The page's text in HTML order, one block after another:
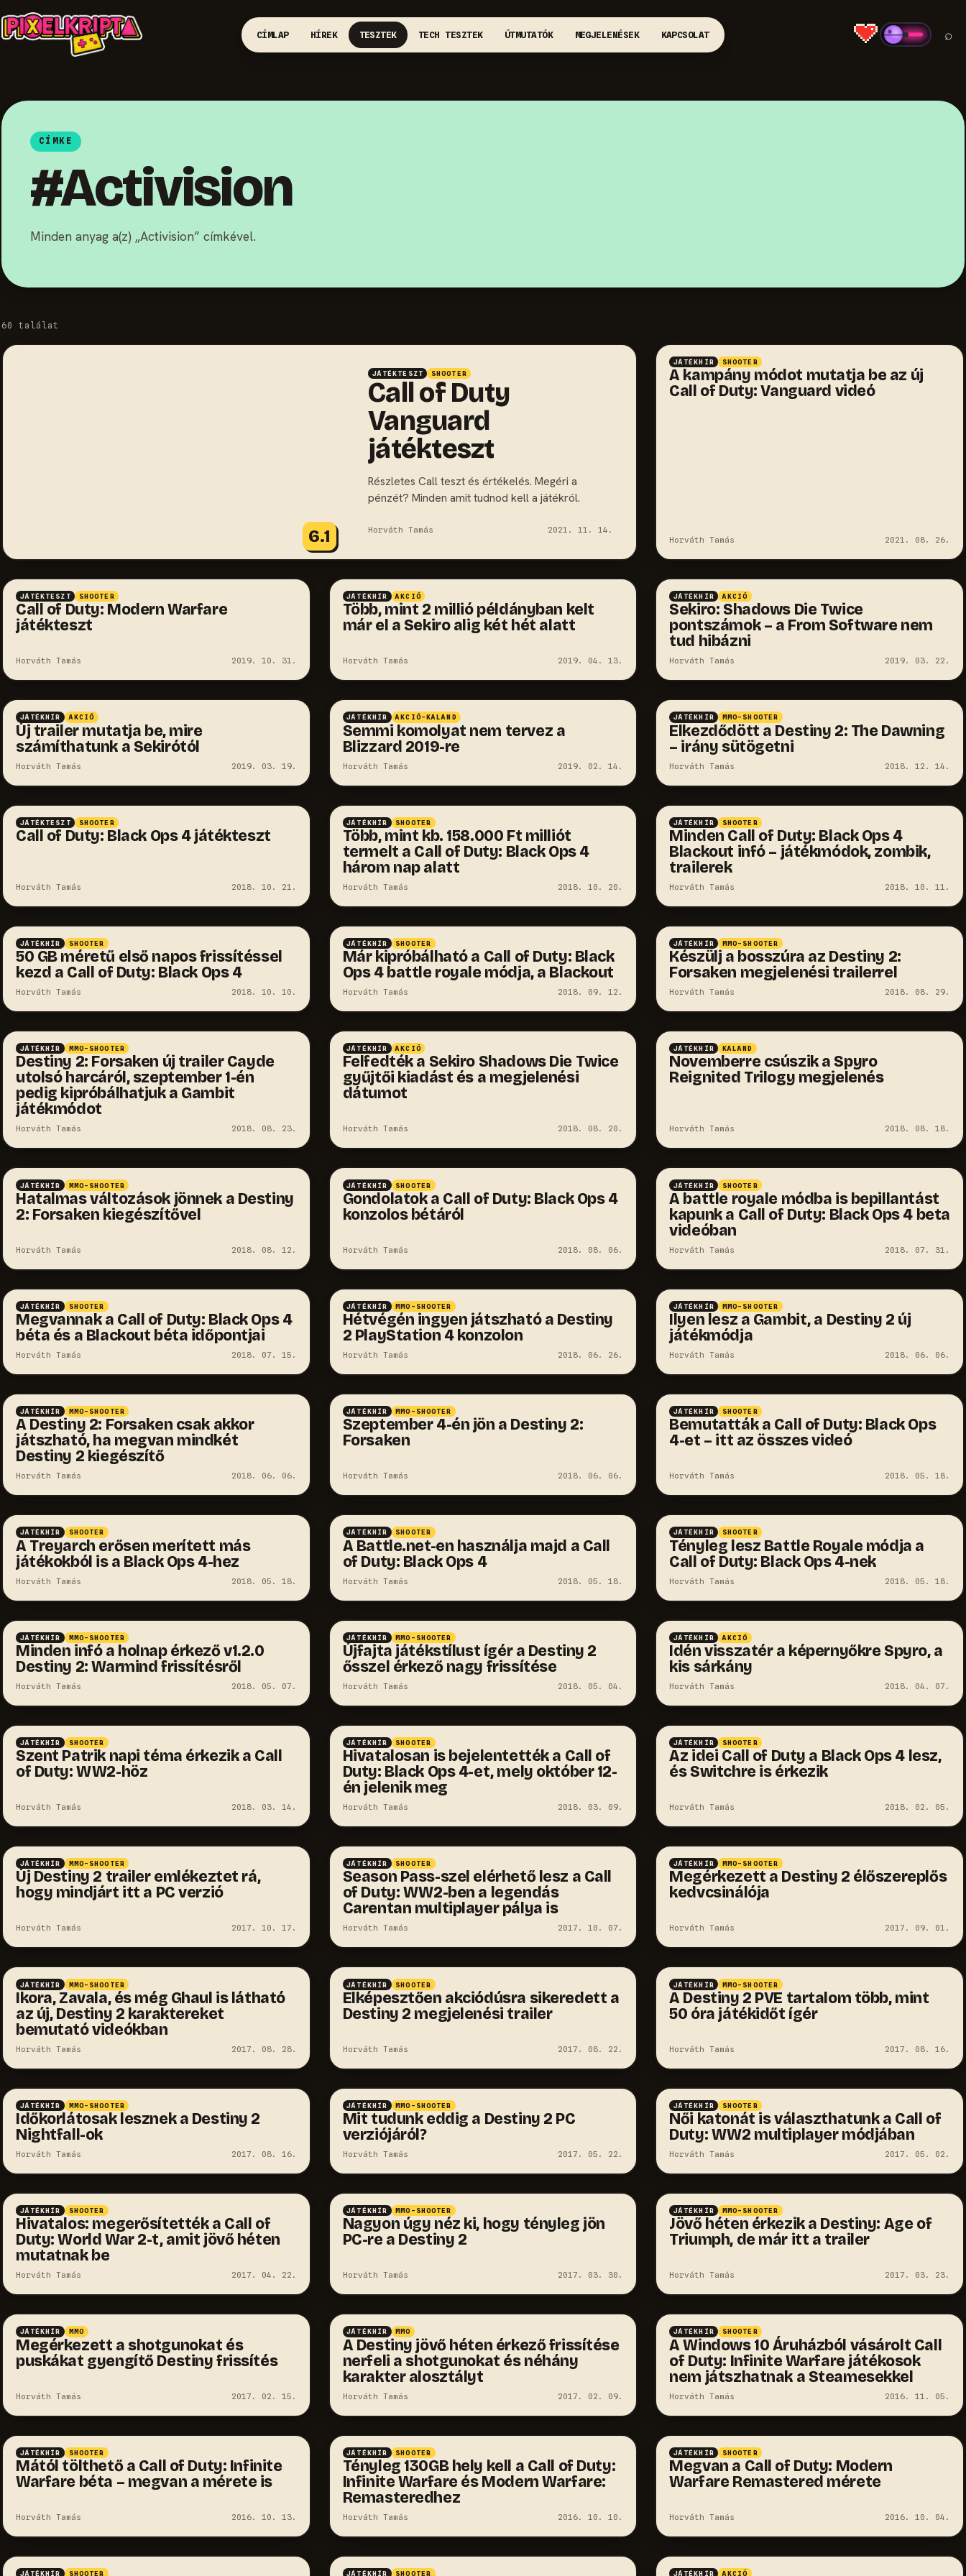
CÍMLAP HÍREK TESZTEK TECH TESZTEK ÚTMUTATÓK MEGJELENÉSEK KAPCSOLAT ⌕
CÍMKE
#Activision
Minden anyag a(z) „Activision” címkével.
60 találat
6.1
JÁTÉKTESZT SHOOTER
Call of Duty
Vanguard
játékteszt
Részletes Call teszt és értékelés. Megéri a
pénzét? Minden amit tudnod kell a játékról.
Horváth Tamás 2021. 11. 14.
JÁTÉKHÍR SHOOTER
A kampány módot mutatja be az új
Call of Duty: Vanguard videó
Horváth Tamás 2021. 08. 26.
8.8
JÁTÉKTESZT SHOOTER
Call of Duty: Modern Warfare
játékteszt
Horváth Tamás 2019. 10. 31.
JÁTÉKHÍR AKCIÓ
Több, mint 2 millió példányban kelt
már el a Sekiro alig két hét alatt
Horváth Tamás 2019. 04. 13.
JÁTÉKHÍR AKCIÓ
Sekiro: Shadows Die Twice
pontszámok – a From Software nem
tud hibázni
Horváth Tamás 2019. 03. 22.
JÁTÉKHÍR AKCIÓ
Új trailer mutatja be, mire
számíthatunk a Sekirótól
Horváth Tamás 2019. 03. 19.
JÁTÉKHÍR AKCIÓ-KALAND
Semmi komolyat nem tervez a
Blizzard 2019-re
Horváth Tamás 2019. 02. 14.
JÁTÉKHÍR MMO-SHOOTER
Elkezdődött a Destiny 2: The Dawning
– irány sütögetni
Horváth Tamás 2018. 12. 14.
JÁTÉKTESZT SHOOTER
Call of Duty: Black Ops 4 játékteszt
Horváth Tamás 2018. 10. 21.
JÁTÉKHÍR SHOOTER
Több, mint kb. 158.000 Ft milliót
termelt a Call of Duty: Black Ops 4
három nap alatt
Horváth Tamás 2018. 10. 20.
JÁTÉKHÍR SHOOTER
Minden Call of Duty: Black Ops 4
Blackout infó – játékmódok, zombik,
trailerek
Horváth Tamás 2018. 10. 11.
JÁTÉKHÍR SHOOTER
50 GB méretű első napos frissítéssel
kezd a Call of Duty: Black Ops 4
Horváth Tamás 2018. 10. 10.
JÁTÉKHÍR SHOOTER
Már kipróbálható a Call of Duty: Black
Ops 4 battle royale módja, a Blackout
Horváth Tamás 2018. 09. 12.
JÁTÉKHÍR MMO-SHOOTER
Készülj a bosszúra az Destiny 2:
Forsaken megjelenési trailerrel
Horváth Tamás 2018. 08. 29.
JÁTÉKHÍR MMO-SHOOTER
Destiny 2: Forsaken új trailer Cayde
utolsó harcáról, szeptember 1-én
pedig kipróbálhatjuk a Gambit
játékmódot
Horváth Tamás 2018. 08. 23.
JÁTÉKHÍR AKCIÓ
Felfedték a Sekiro Shadows Die Twice
gyűjtői kiadást és a megjelenési
dátumot
Horváth Tamás 2018. 08. 20.
JÁTÉKHÍR KALAND
Novemberre csúszik a Spyro
Reignited Trilogy megjelenés
Horváth Tamás 2018. 08. 18.
JÁTÉKHÍR MMO-SHOOTER
Hatalmas változások jönnek a Destiny
2: Forsaken kiegészítővel
Horváth Tamás 2018. 08. 12.
JÁTÉKHÍR SHOOTER
Gondolatok a Call of Duty: Black Ops 4
konzolos bétáról
Horváth Tamás 2018. 08. 06.
JÁTÉKHÍR SHOOTER
A battle royale módba is bepillantást
kapunk a Call of Duty: Black Ops 4 beta
videóban
Horváth Tamás 2018. 07. 31.
JÁTÉKHÍR SHOOTER
Megvannak a Call of Duty: Black Ops 4
béta és a Blackout béta időpontjai
Horváth Tamás 2018. 07. 15.
JÁTÉKHÍR MMO-SHOOTER
Hétvégén ingyen játszható a Destiny
2 PlayStation 4 konzolon
Horváth Tamás 2018. 06. 26.
JÁTÉKHÍR MMO-SHOOTER
Ilyen lesz a Gambit, a Destiny 2 új
játékmódja
Horváth Tamás 2018. 06. 06.
JÁTÉKHÍR MMO-SHOOTER
A Destiny 2: Forsaken csak akkor
játszható, ha megvan mindkét
Destiny 2 kiegészítő
Horváth Tamás 2018. 06. 06.
JÁTÉKHÍR MMO-SHOOTER
Szeptember 4-én jön a Destiny 2:
Forsaken
Horváth Tamás 2018. 06. 06.
JÁTÉKHÍR SHOOTER
Bemutatták a Call of Duty: Black Ops
4-et – itt az összes videó
Horváth Tamás 2018. 05. 18.
JÁTÉKHÍR SHOOTER
A Treyarch erősen merített más
játékokból is a Black Ops 4-hez
Horváth Tamás 2018. 05. 18.
JÁTÉKHÍR SHOOTER
A Battle.net-en használja majd a Call
of Duty: Black Ops 4
Horváth Tamás 2018. 05. 18.
JÁTÉKHÍR SHOOTER
Tényleg lesz Battle Royale módja a
Call of Duty: Black Ops 4-nek
Horváth Tamás 2018. 05. 18.
JÁTÉKHÍR MMO-SHOOTER
Minden infó a holnap érkező v1.2.0
Destiny 2: Warmind frissítésről
Horváth Tamás 2018. 05. 07.
JÁTÉKHÍR MMO-SHOOTER
Újfajta játékstílust ígér a Destiny 2
ősszel érkező nagy frissítése
Horváth Tamás 2018. 05. 04.
JÁTÉKHÍR AKCIÓ
Idén visszatér a képernyőkre Spyro, a
kis sárkány
Horváth Tamás 2018. 04. 07.
JÁTÉKHÍR SHOOTER
Szent Patrik napi téma érkezik a Call
of Duty: WW2-höz
Horváth Tamás 2018. 03. 14.
JÁTÉKHÍR SHOOTER
Hivatalosan is bejelentették a Call of
Duty: Black Ops 4-et, mely október 12-
én jelenik meg
Horváth Tamás 2018. 03. 09.
JÁTÉKHÍR SHOOTER
Az idei Call of Duty a Black Ops 4 lesz,
és Switchre is érkezik
Horváth Tamás 2018. 02. 05.
JÁTÉKHÍR MMO-SHOOTER
Új Destiny 2 trailer emlékeztet rá,
hogy mindjárt itt a PC verzió
Horváth Tamás 2017. 10. 17.
JÁTÉKHÍR SHOOTER
Season Pass-szel elérhető lesz a Call
of Duty: WW2-ben a legendás
Carentan multiplayer pálya is
Horváth Tamás 2017. 10. 07.
JÁTÉKHÍR MMO-SHOOTER
Megérkezett a Destiny 2 élőszereplős
kedvcsinálója
Horváth Tamás 2017. 09. 01.
JÁTÉKHÍR MMO-SHOOTER
Ikora, Zavala, és még Ghaul is látható
az új, Destiny 2 karaktereket
bemutató videókban
Horváth Tamás 2017. 08. 28.
JÁTÉKHÍR SHOOTER
Elképesztően akciódúsra sikeredett a
Destiny 2 megjelenési trailer
Horváth Tamás 2017. 08. 22.
JÁTÉKHÍR MMO-SHOOTER
A Destiny 2 PVE tartalom több, mint
50 óra játékidőt ígér
Horváth Tamás 2017. 08. 16.
JÁTÉKHÍR MMO-SHOOTER
Időkorlátosak lesznek a Destiny 2
Nightfall-ok
Horváth Tamás 2017. 08. 16.
JÁTÉKHÍR MMO-SHOOTER
Mit tudunk eddig a Destiny 2 PC
verziójáról?
Horváth Tamás 2017. 05. 22.
JÁTÉKHÍR SHOOTER
Női katonát is választhatunk a Call of
Duty: WW2 multiplayer módjában
Horváth Tamás 2017. 05. 02.
JÁTÉKHÍR SHOOTER
Hivatalos: megerősítették a Call of
Duty: World War 2-t, amit jövő héten
mutatnak be
Horváth Tamás 2017. 04. 22.
JÁTÉKHÍR MMO-SHOOTER
Nagyon úgy néz ki, hogy tényleg jön
PC-re a Destiny 2
Horváth Tamás 2017. 03. 30.
JÁTÉKHÍR MMO-SHOOTER
Jövő héten érkezik a Destiny: Age of
Triumph, de már itt a trailer
Horváth Tamás 2017. 03. 23.
JÁTÉKHÍR MMO
Megérkezett a shotgunokat és
puskákat gyengítő Destiny frissítés
Horváth Tamás 2017. 02. 15.
JÁTÉKHÍR MMO
A Destiny jövő héten érkező frissítése
nerfeli a shotgunokat és néhány
karakter alosztályt
Horváth Tamás 2017. 02. 09.
JÁTÉKHÍR SHOOTER
A Windows 10 Áruházból vásárolt Call
of Duty: Infinite Warfare játékosok
nem játszhatnak a Steamesekkel
Horváth Tamás 2016. 11. 05.
JÁTÉKHÍR SHOOTER
Mától tölthető a Call of Duty: Infinite
Warfare béta – megvan a mérete is
Horváth Tamás 2016. 10. 13.
JÁTÉKHÍR SHOOTER
Tényleg 130GB hely kell a Call of Duty:
Infinite Warfare és Modern Warfare:
Remasteredhez
Horváth Tamás 2016. 10. 10.
JÁTÉKHÍR SHOOTER
Megvan a Call of Duty: Modern
Warfare Remastered mérete
Horváth Tamás 2016. 10. 04.
JÁTÉKHÍR SHOOTER JÁTÉKHÍR SHOOTER JÁTÉKHÍR AKCIÓ